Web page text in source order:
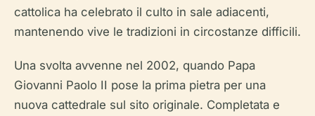
cattolica ha celebrato il culto in sale adiacenti,
mantenendo vive le tradizioni in circostanze difficili.
Una svolta avvenne nel 2002, quando Papa
Giovanni Paolo II pose la prima pietra per una
nuova cattedrale sul sito originale. Completata e